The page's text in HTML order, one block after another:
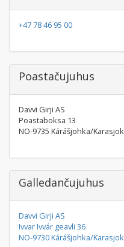
+47 78 46 95 00
Poastačujuhus
Davvi Girji AS
Poastaboksa 13
NO-9735 Kárášjohka/Karasjok
Galledančujuhus
Davvi Girji AS
Ivvar Ivvár geavli 36
NO-9730 Kárášjohka/Karasjok